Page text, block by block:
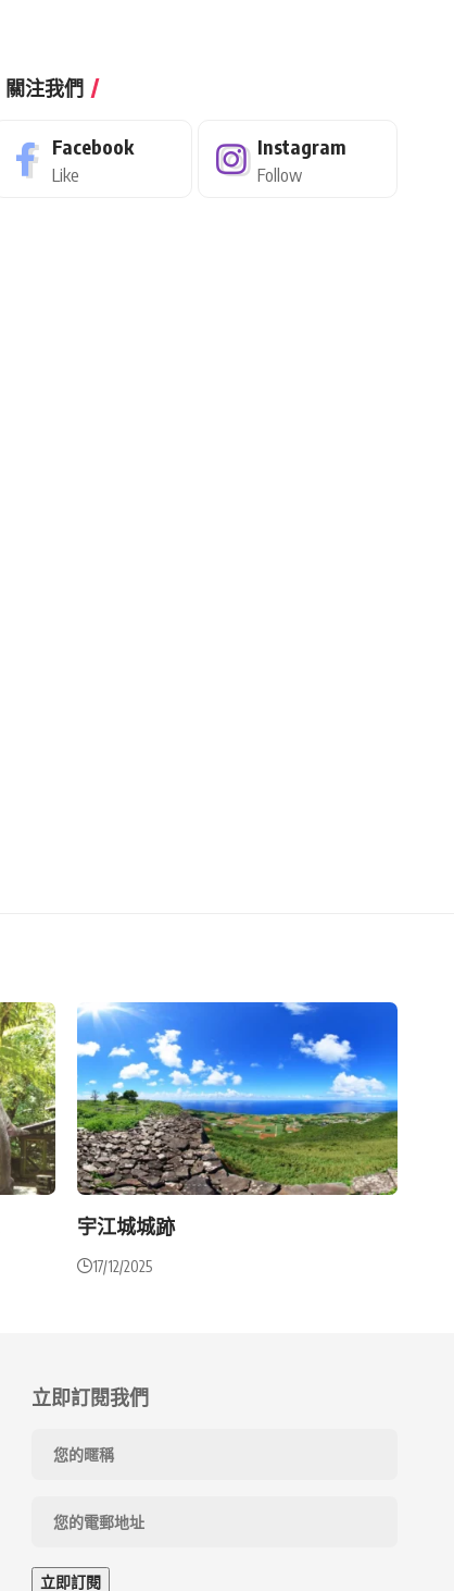
關注我們
Facebook
Like
Instagram
Follow
宇江城城跡
17/12/2025
立即訂閱我們